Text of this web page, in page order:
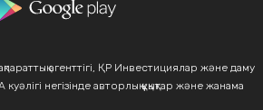
агенттігі, ҚР Инвестициялар және даму
негізінде авторлық құқықтар және жанама